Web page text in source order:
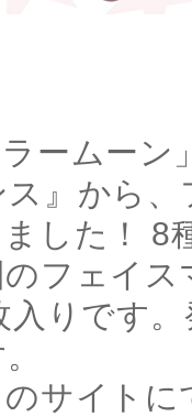
ラームー
ス』から
した！ 8
フェイ
りです
サイト